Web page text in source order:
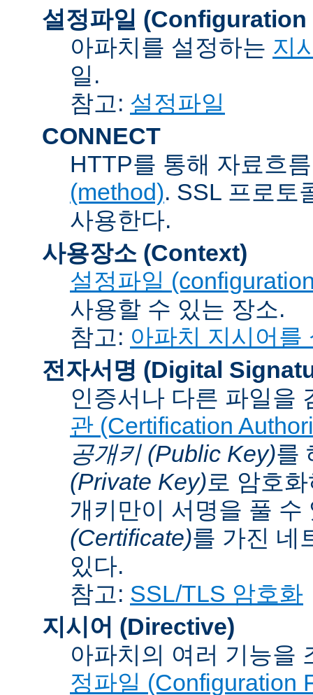
설정파일 (Configuration
아파치를 설정하는 지
일.
참고: 설정파일
CONNECT
HTTP를 통해 자료흐
(method). SSL 프로토
사용한다.
사용장소 (Context)
설정파일
사용할 수 있는 장소.
참고: 아파치 지시어를
전자서명 (Digital
인증서나 다른 파일을
관 (Certification
공개키 (Public Key)를
(Private Key)로 암호
개키만이 서명을 풀
(Certificate)를 가진 네
있다.
참고: SSL/TLS 암호화
지시어 (Directive)
아파치의 여러 기능을
정파일 (Configuration